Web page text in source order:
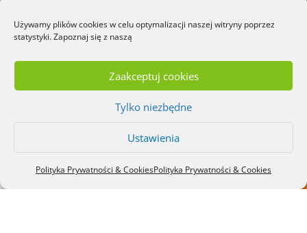
Używamy plików cookies w celu optymalizacji naszej witryny poprzez
statystyki. Zapoznaj się z naszą
Zaakceptuj cookies
Tylko niezbędne
Ustawienia
Polityka Prywatności & CookiesPolityka Prywatności & Cookies

Rezerwacja ONLINE
Cennik usług
dermestetica

Jak do nas dojechać
COPYRIGHT © 2020 Dermestetica-tarnow.pl